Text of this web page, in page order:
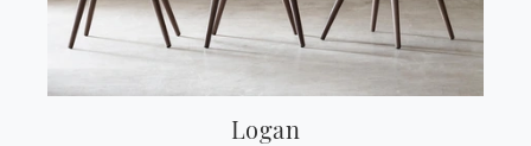
Logan